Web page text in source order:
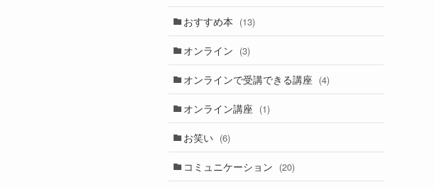
おすすめ本 (13)
オンライン (3)
オンラインで受講できる講座 (4)
オンライン講座 (1)
お笑い (6)
コミュニケーション (20)